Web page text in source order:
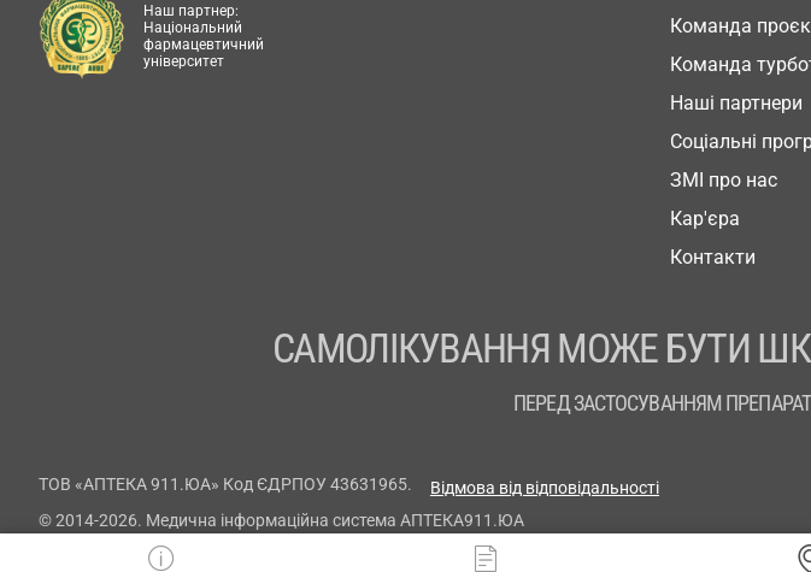
Команда
Команда
Наші партнери
Соціальні
ЗМІ про нас
Кар'єра
Контакти
Наш партнер:
Національний
фармацевтичний
університет
САМОЛІКУВАННЯ МОЖЕ БУТИ
ПЕРЕД ЗАСТОСУВАННЯМ
ТОВ «АПТЕКА 911.ЮА» Код ЄДРПОУ 43631965.
Відмова від відповідальності
© 2014-2026. Медична інформаційна система АПТЕКА911.ЮА